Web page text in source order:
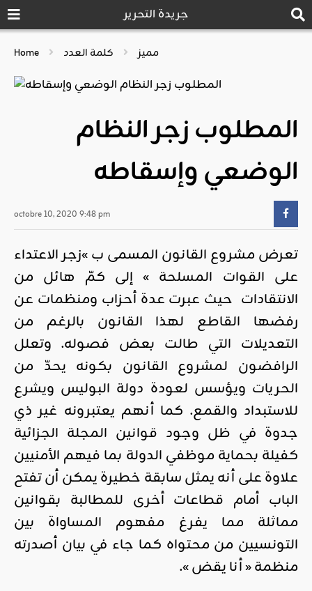
جريدة التحرير
Home مميز كلمة العدد
المطلوب زجر النظام
الوضعي وإسقاطه
octobre 10, 2020 9:48 pm
تعرض مشروع القانون المسمى ب »زجر الاعتداء
على القوات المسلحة » إلى كمّ هائل من
الانتقادات حيث عبرت عدة أحزاب ومنظمات عن
رفضها القاطع لهذا القانون بالرغم من
التعديلات التي طالت بعض فصوله. وتعلل
الرافضون لمشروع القانون بكونه يحدّ من
الحريات ويؤسس لعودة دولة البوليس ويشرع
للاستبداد والقمع. كما أنهم يعتبرونه غير ذي
جدوة في ظل وجود قوانين المجلة الجزائية
كفيلة بحماية موظفي الدولة بما فيهم الأمنيين
علاوة على أنه يمثل سابقة خطيرة يمكن أن تفتح
الباب أمام قطاعات أخرى للمطالبة بقوانين
مماثلة مما يفرغ مفهوم المساواة بين
التونسيين من محتواه كما جاء في بيان أصدرته
منظمة « أنا يقض ».